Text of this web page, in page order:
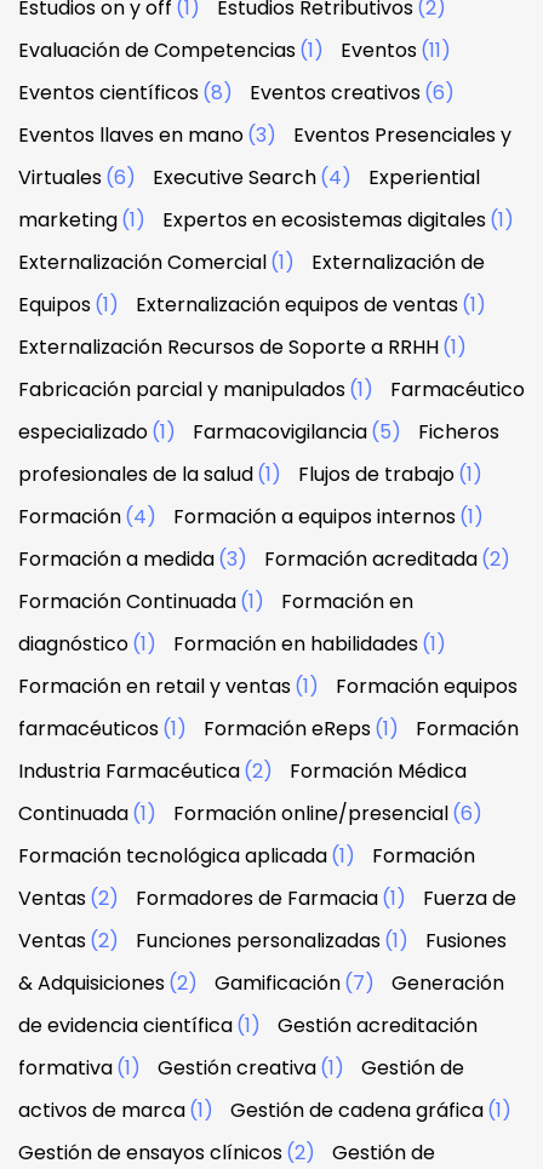
Estudios on y off (1) Estudios Retributivos(2)
Evaluación de Competencias(1) Eventos(11)
Eventos científicos(8) Eventos creativos(6)
Eventos llaves en mano(3)
Eventos Presenciales y
Virtuales(6) Executive Search(4)
Experiential
marketing(1) Expertos en ecosistemas digitales(1)
Externalización Comercial(1)
Externalización de
Equipos(1) Externalización equipos de ventas(1)
Externalización Recursos de Soporte a RRHH(1)
Fabricación parcial y manipulados(1)
Farmacéutico
especializado(1) Farmacovigilancia(5)
Ficheros
profesionales de la salud(1) Flujos de trabajo(1)
Formación(4) Formación a equipos internos(1)
Formación a medida(3) Formación acreditada(2)
Formación Continuada(1)
Formación en
diagnóstico(1) Formación en habilidades(1)
Formación en retail y ventas(1)
Formación equipos
farmacéuticos(1) Formación eReps(1)
Formación
Industria Farmacéutica(2)
Formación Médica
Continuada(1) Formación online/presencial(6)
Formación tecnológica aplicada(1)
Formación
Ventas(2) Formadores de Farmacia(1)
Fuerza de
Ventas(2) Funciones personalizadas(1)
Fusiones
& Adquisiciones(2) Gamificación(7)
Generación
de evidencia científica(1)
Gestión acreditación
formativa(1) Gestión creativa(1)
Gestión de
activos de marca(1) Gestión de cadena gráfica(1)
Gestión de ensayos clínicos(2) Gestión de